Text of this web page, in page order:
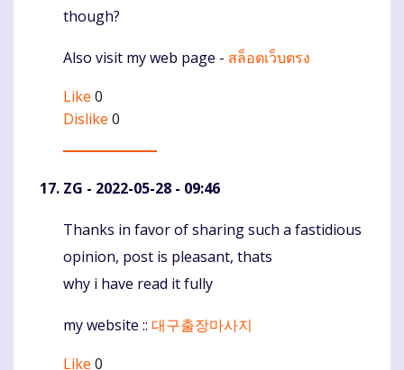
though?
Also visit my web page - สล็อตเว็บตรง
Like 0
Dislike 0
ZG - 2022-05-28 - 09:46
Komentaras
Thanks in favor of sharing such a fastidious
opinion, post is pleasant, thats
why i have read it fully
my website :: 대구출장마사지
Like 0